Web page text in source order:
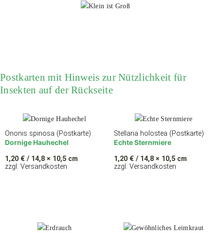
Postkarten mit Hinweis zur Nützlichkeit für
Insekten auf der Rückseite
Ononis spinosa (Postkarte)
Dornige Hauhechel
1,20 € / 14,8 × 10,5 cm
zzgl. Versandkosten
Stellaria holostea (Postkarte)
Echte Sternmiere
1,20 € / 14,8 × 10,5 cm
zzgl. Versandkosten